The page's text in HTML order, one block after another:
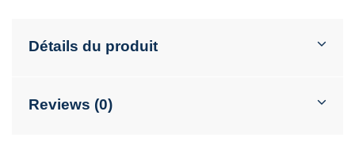
Détails du produit
Reviews (0)